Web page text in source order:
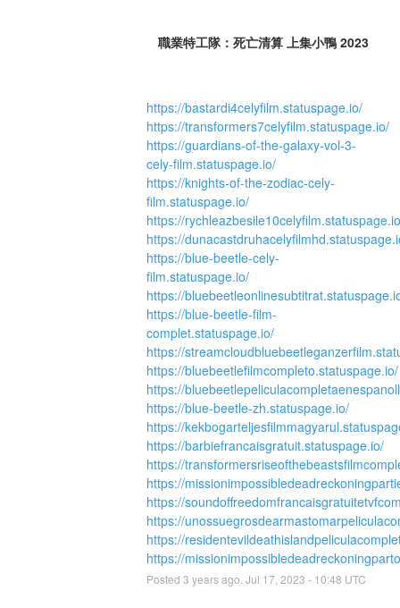
職業特工隊：死亡清算 上集小鴨 2023
https://bastardi4celyfilm.statuspage.io/
https://transformers7celyfilm.statuspage.io/
https://guardians-of-the-galaxy-vol-3-
cely-film.statuspage.io/
https://knights-of-the-zodiac-cely-
film.statuspage.io/
https://
https://
https://blue-beetle-cely-
film.statuspage.io/
https://
https://blue-beetle-film-
complet.statuspage.io/
https://
https://bluebeetlefilmcompleto.statuspage.io/
https://
https://blue-beetle-zh.statuspage.io/
https://
https://barbiefrancaisgratuit.statuspage.io/
https://
https://
https://
https://
https://
https://
Posted 3 years ago.Jul 17,2023 - 10:48 UTC